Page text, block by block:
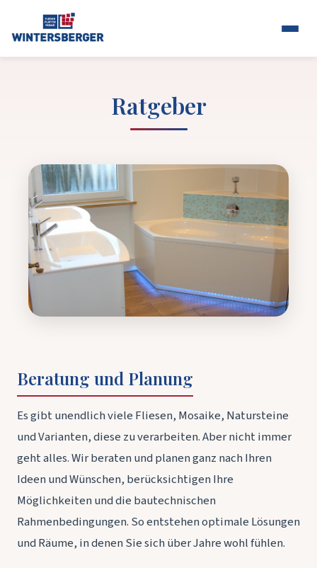
Ratgeber
Beratung und Planung
Es gibt unendlich viele Fliesen, Mosaike, Natursteine
und Varianten, diese zu verarbeiten. Aber nicht immer
geht alles. Wir beraten und planen ganz nach Ihren
Ideen und Wünschen, berücksichtigen Ihre
Möglichkeiten und die bautechnischen
Rahmenbedingungen. So entstehen optimale Lösungen
und Räume, in denen Sie sich über Jahre wohl fühlen.